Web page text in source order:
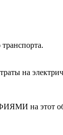
на
объект,